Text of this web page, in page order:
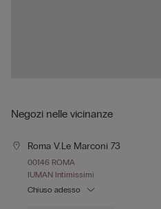
Negozi nelle vicinanze
Roma V.le Marconi 73
00146 ROMA
IUMAN Intimissimi
Chiuso adesso